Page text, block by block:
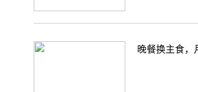
晚餐换主食，